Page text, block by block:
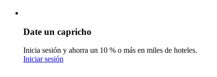
Date un capricho
Inicia sesión y ahorra un 10 % o más en miles de hoteles.
Iniciar sesión